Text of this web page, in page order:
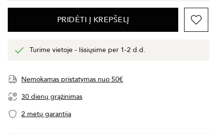
PRIDĖTI Į KREPŠELĮ
Turime vietoje - Išsiųsime per 1-2 d.d.
Nemokamas pristatymas nuo 50€
30 dienų grąžinimas
2 metų garantija